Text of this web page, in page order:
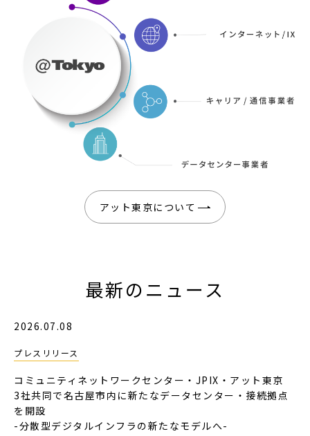
アット東京について
最新のニュース
2026.07.08
プレスリリース
コミュニティネットワークセンター・JPIX・アット東京
3社共同で名古屋市内に新たなデータセンター・接続拠点
を開設
-分散型デジタルインフラの新たなモデルへ-